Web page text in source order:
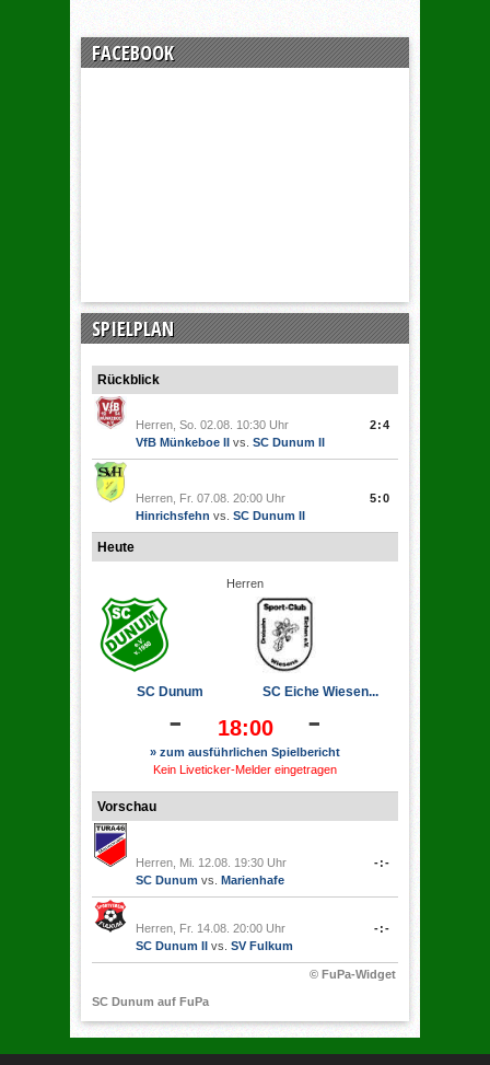
FACEBOOK
SPIELPLAN
Rückblick
Herren, So. 02.08. 10:30 Uhr
VfB Münkeboe II vs. SC Dunum II
2:4
Herren, Fr. 07.08. 20:00 Uhr
Hinrichsfehn vs. SC Dunum II
5:0
Heute
Herren
SC Dunum SC Eiche Wiesen...
- 18:00 -
» zum ausführlichen Spielbericht
Kein Liveticker-Melder eingetragen
Vorschau
Herren, Mi. 12.08. 19:30 Uhr
SC Dunum vs. Marienhafe
-:-
Herren, Fr. 14.08. 20:00 Uhr
SC Dunum II vs. SV Fulkum
-:-
© FuPa-Widget
SC Dunum auf FuPa